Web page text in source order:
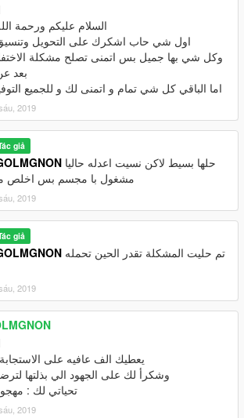
السلام عليكم ورحمة
اول شي حاب اشكرك على التحويل وتنسيق
وكل شي بها جميل بس اتمنى تصلح مشكلة
بعد
اما الباقي كل شي تمام و اتمنى لك و للجميع
2019
giả
مشغول با مجسم بس اخلص
2019
giả
2019
يعطيك الف عافيه على
وشكرأ لك على الجهود الي بذلتها
تحياتي لك :
2019